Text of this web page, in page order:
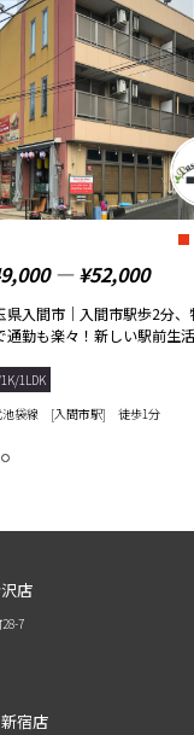
― ¥52,000
県入間市｜入間市駅歩2分、
通勤も楽々！新しい駅前生
1LDK
池袋線 [入間市駅] 徒歩1分
10
店
7
宿店